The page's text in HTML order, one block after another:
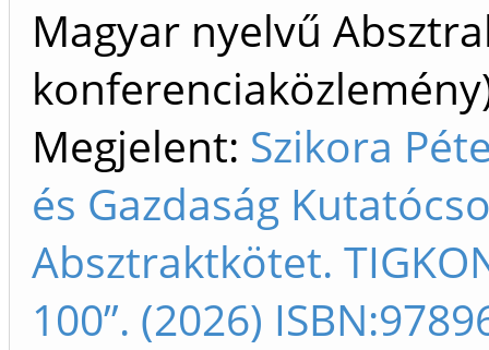
Magyar nyelvű
Megjelent: Szikora
és Gazdaság
Absztraktkötet.
100”. (2026)